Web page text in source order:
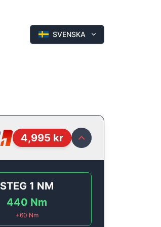
SVENSKA
4,995 kr
STEG 1 NM
440 Nm
+60 Nm